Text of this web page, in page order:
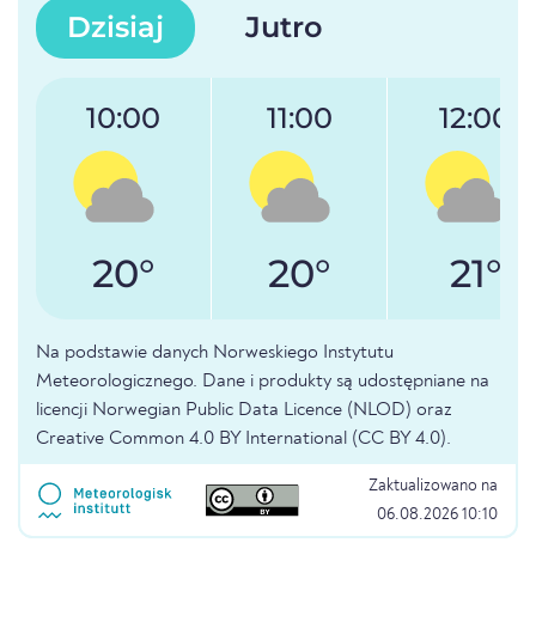
Dzisiaj Jutro
10:00
20°
11:00
20°
12:00
21°
Na podstawie danych Norweskiego Instytutu
Meteorologicznego. Dane i produkty są udostępniane na
licencji Norwegian Public Data Licence (NLOD) oraz
Creative Common 4.0 BY International (CC BY 4.0).
Zaktualizowano na
06.08.2026 10:10